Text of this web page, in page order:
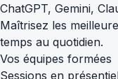
ChatGPT, Gemini,
Maîtrisez les
temps au quotidien.
Vos équipes formées
Sessions en